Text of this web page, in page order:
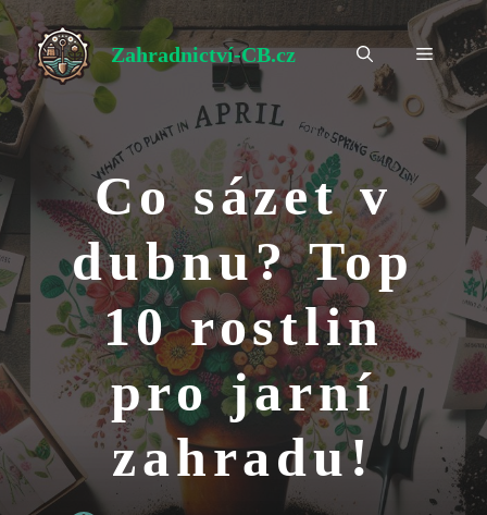
Přeskočit
na
obsah
Zahradnictví-CB.cz Menu
Co sázet v
dubnu? Top
10 rostlin
pro jarní
zahradu!